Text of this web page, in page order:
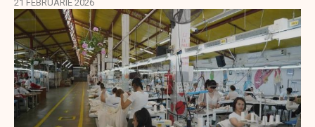
21 FEBRUARIE 2026